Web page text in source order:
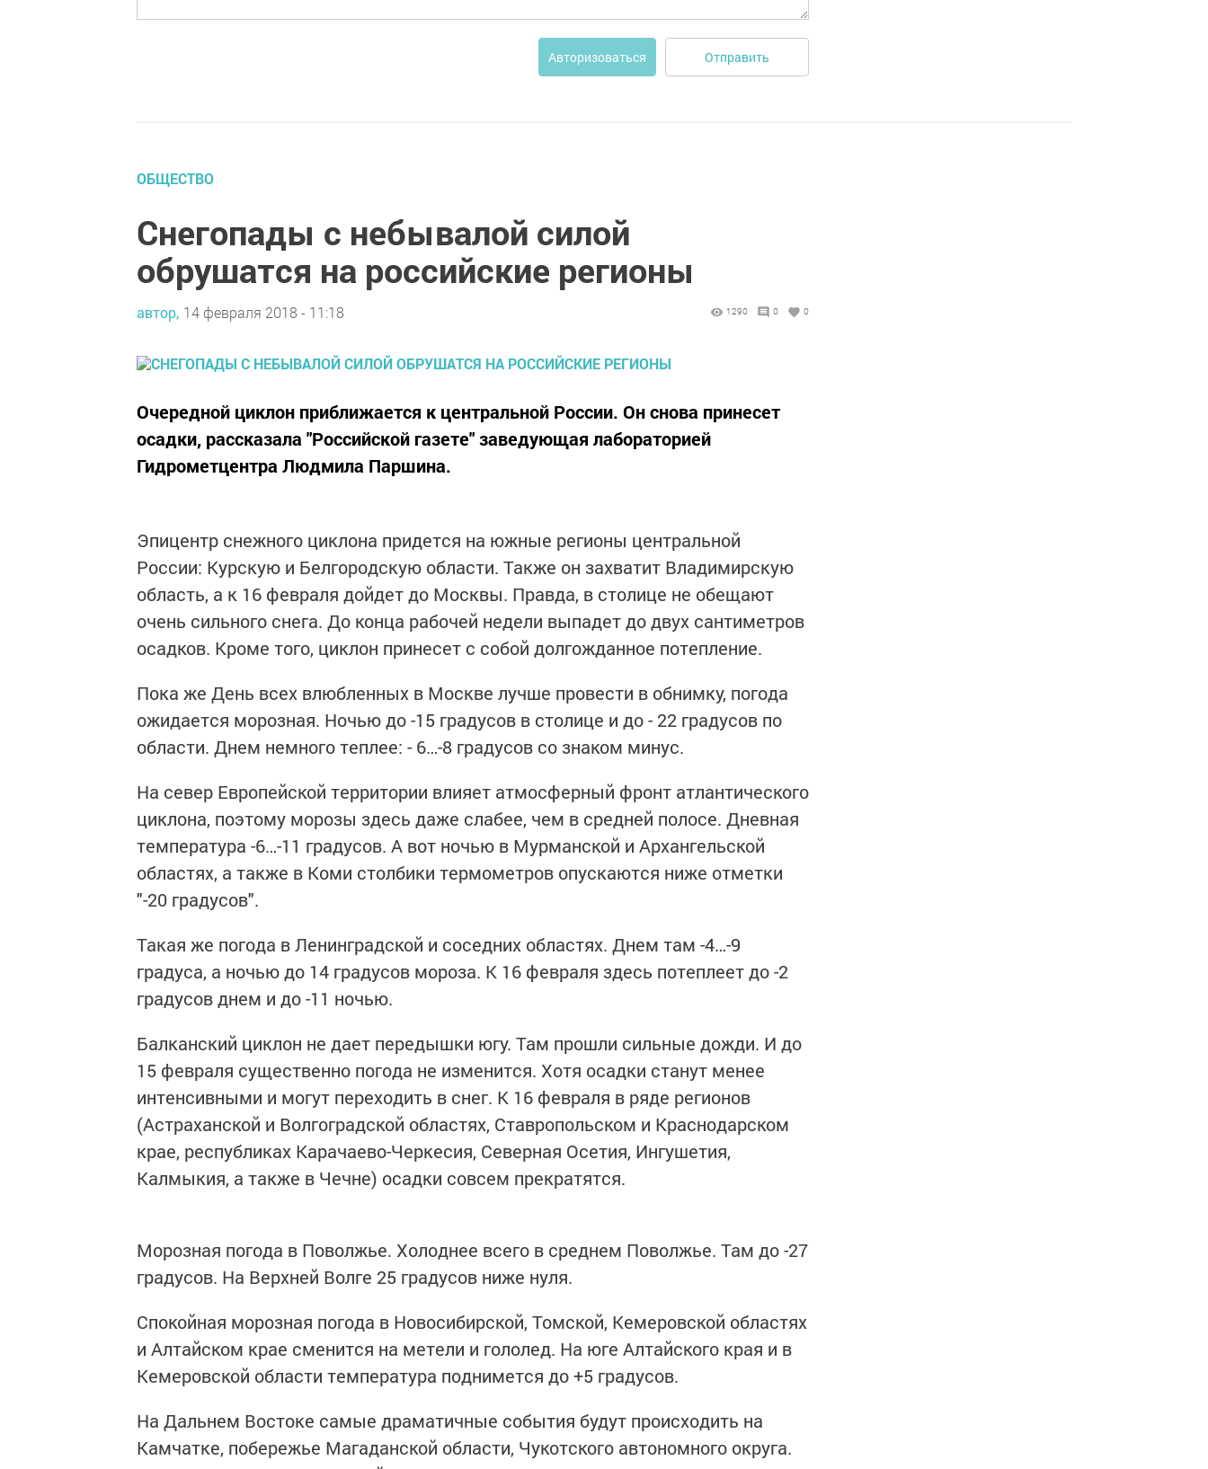
Авторизоваться Отправить
ОБЩЕСТВО
Снегопады с небывалой силой
обрушатся на российские регионы
автор, 14 февраля 2018 - 11:18 1290 0 0
Очередной циклон приближается к центральной России. Он снова принесет
осадки, рассказала "Российской газете" заведующая лабораторией
Гидрометцентра Людмила Паршина.
Эпицентр снежного циклона придется на южные регионы центральной
России: Курскую и Белгородскую области. Также он захватит Владимирскую
область, а к 16 февраля дойдет до Москвы. Правда, в столице не обещают
очень сильного снега. До конца рабочей недели выпадет до двух сантиметров
осадков. Кроме того, циклон принесет с собой долгожданное потепление.
Пока же День всех влюбленных в Москве лучше провести в обнимку, погода
ожидается морозная. Ночью до -15 градусов в столице и до - 22 градусов по
области. Днем немного теплее: - 6…-8 градусов со знаком минус.
На север Европейской территории влияет атмосферный фронт атлантического
циклона, поэтому морозы здесь даже слабее, чем в средней полосе. Дневная
температура -6…-11 градусов. А вот ночью в Мурманской и Архангельской
областях, а также в Коми столбики термометров опускаются ниже отметки
"-20 градусов".
Такая же погода в Ленинградской и соседних областях. Днем там -4…-9
градуса, а ночью до 14 градусов мороза. К 16 февраля здесь потеплеет до -2
градусов днем и до -11 ночью.
Балканский циклон не дает передышки югу. Там прошли сильные дожди. И до
15 февраля существенно погода не изменится. Хотя осадки станут менее
интенсивными и могут переходить в снег. К 16 февраля в ряде регионов
(Астраханской и Волгоградской областях, Ставропольском и Краснодарском
крае, республиках Карачаево-Черкесия, Северная Осетия, Ингушетия,
Калмыкия, а также в Чечне) осадки совсем прекратятся.
Морозная погода в Поволжье. Холоднее всего в среднем Поволжье. Там до -27
градусов. На Верхней Волге 25 градусов ниже нуля.
Спокойная морозная погода в Новосибирской, Томской, Кемеровской областях
и Алтайском крае сменится на метели и гололед. На юге Алтайского края и в
Кемеровской области температура поднимется до +5 градусов.
На Дальнем Востоке самые драматичные события будут происходить на
Камчатке, побережье Магаданской области, Чукотского автономного округа.